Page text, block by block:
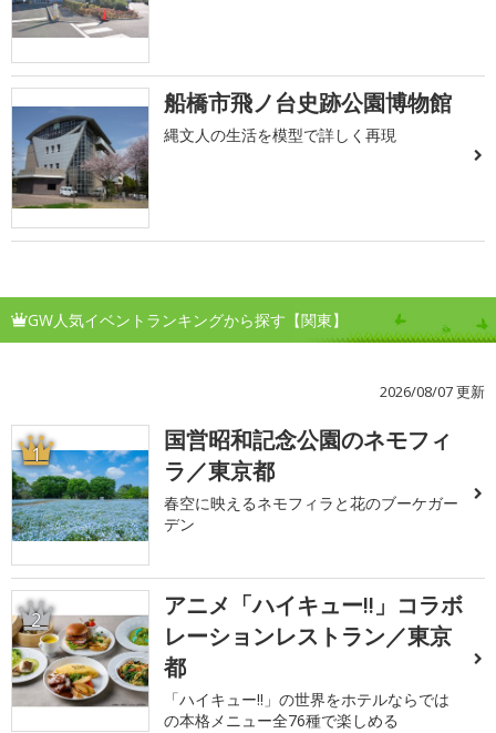
船橋市飛ノ台史跡公園博物館
縄文人の生活を模型で詳しく再現
GW人気イベントランキングから探す【関東】
2026/08/07 更新
1
国営昭和記念公園のネモフィ
ラ／東京都
春空に映えるネモフィラと花のブーケガー
デン
2
アニメ「ハイキュー!!」コラボ
レーションレストラン／東京
都
「ハイキュー!!」の世界をホテルならでは
の本格メニュー全76種で楽しめる